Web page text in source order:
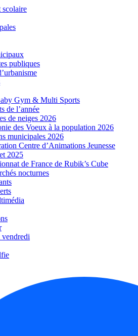
scolaire
publiques
Gym & Multi Sports
de l’année
de neiges 2026
des Voeux à la population 2026
municipales 2026
Centre d’Animations Jeunesse
2025
de France de Rubik’s Cube
nocturnes